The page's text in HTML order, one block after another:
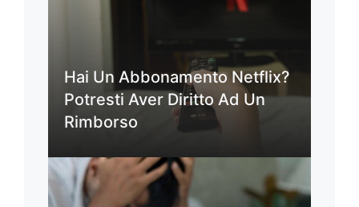
Hai Un Abbonamento Netflix?
Potresti Aver Diritto Ad Un
Rimborso